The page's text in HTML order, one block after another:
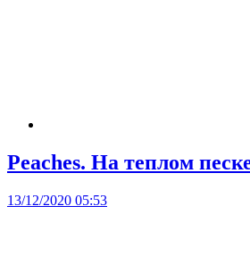
Peaches. На теплом
13/12/2020 05:53